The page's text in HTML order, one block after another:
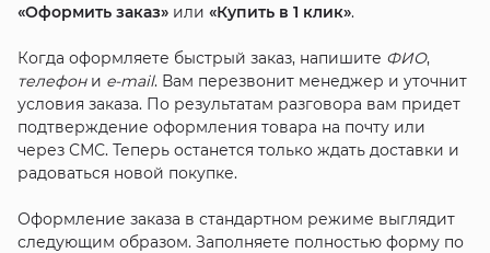
«Оформить заказ»или «Купить в 1 клик».
Когда оформляете быстрый заказ, напишите ФИО,
телефони e-mail. Вам перезвонит менеджер и уточнит
условия заказа. По результатам разговора вам придет
подтверждение оформления товара на почту или
через СМС. Теперь останется только ждать доставки и
радоваться новой покупке.
Оформление заказа в стандартном режиме выглядит
следующим образом. Заполняете полностью форму по